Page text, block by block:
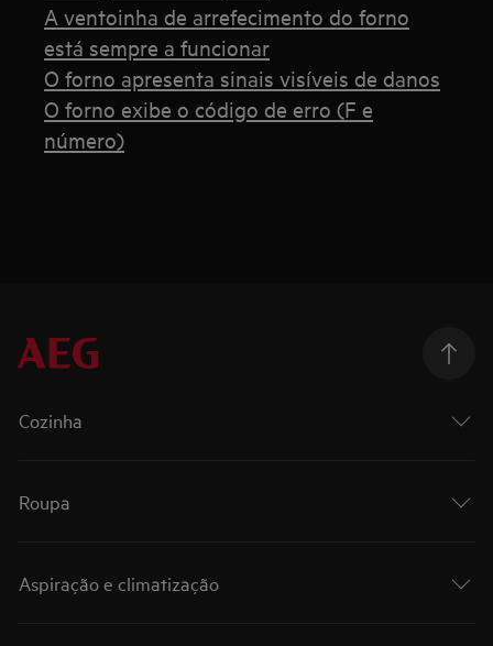
A ventoinha de arrefecimento do forno
está sempre a funcionar
O forno apresenta sinais visíveis de danos
O forno exibe o código de erro (F e
número)
Cozinha
Roupa
Aspiração e climatização